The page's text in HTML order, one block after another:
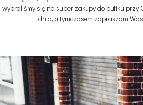
wybraliśmy się na super zakupy do butiku przy
dnia, a tymczasem zapraszam